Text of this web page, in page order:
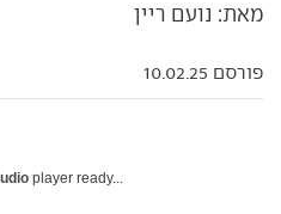
מאת: נועם ריין
פורסם 10.02.25
player ready...